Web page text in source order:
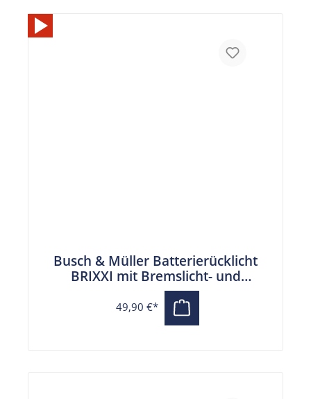
Busch & Müller Batterierücklicht
BRIXXI mit Bremslicht- und
Notbremslichtfunktion
49,90 €*